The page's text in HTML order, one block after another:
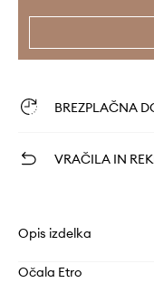
BREZPLAČNA
VRAČILA IN
Opis izdelka
Očala Etro